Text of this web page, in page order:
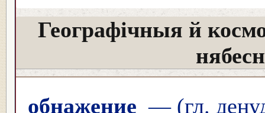
Географічныя й
обнажение — (гл.